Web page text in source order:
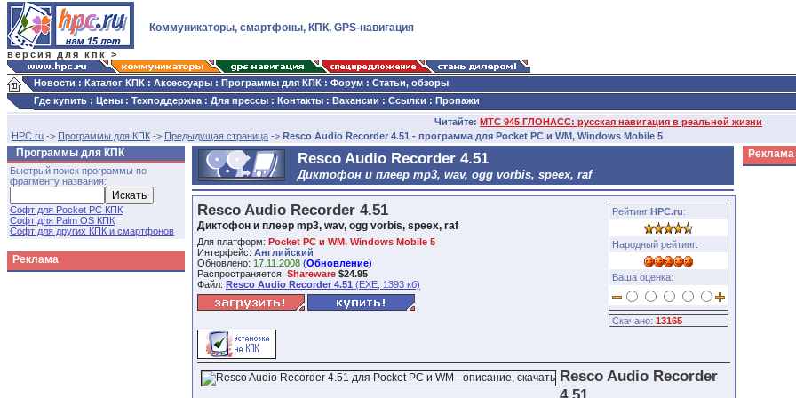
версия для кпк >
Коммуникаторы, смартфоны, КПК, GPS-навигация
Новости : Каталог КПК : Аксессуары : Программы для КПК : Форум : Статьи, обзоры
Где купить : Цены : Техподдержка : Для прессы : Контакты : Вакансии : Ссылки : Пропажи
Читайте: МТС 945 ГЛОНАСС: русская навигация в реальной жизни
HPC.ru -> Программы для КПК -> Предыдущая страница -> Resco Audio Recorder 4.51 - программа для Pocket PC и WM, Windows Mobile 5
Программы для КПК
Быстрый поиск программы по
фрагменту названия:
Софт для Pocket PC КПК
Софт для Palm OS КПК
Софт для других КПК и смартфонов
Реклама
Resco Audio Recorder 4.51
Диктофон и плеер mp3, wav, ogg vorbis, speex, raf
Рейтинг HPC.ru:
Народный рейтинг:
Ваша оценка:
Скачано: 13165
Resco Audio Recorder 4.51
Диктофон и плеер mp3, wav, ogg vorbis, speex, raf
Для платформ: Pocket PC и WM, Windows Mobile 5
Интерфейс: Английский
Обновлено: 17.11.2008 (Обновление)
Распространяется: Shareware $24.95
Файл: Resco Audio Recorder 4.51 (EXE, 1393 кб)
Resco Audio Recorder
4.51
Реклама